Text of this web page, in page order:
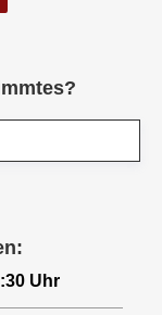
Uhr